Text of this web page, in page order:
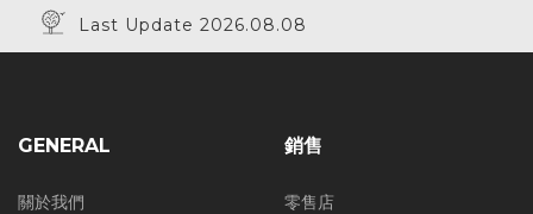
Last Update 2026.08.08
GENERAL
關於我們
銷售
零售店